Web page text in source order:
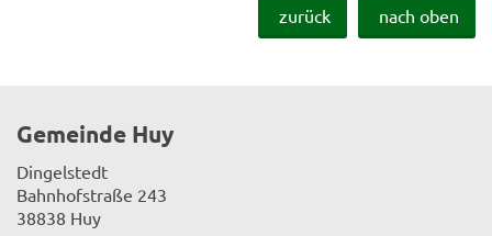
zurück nach oben
Gemeinde Huy
Dingelstedt
Bahnhofstraße 243
38838 Huy